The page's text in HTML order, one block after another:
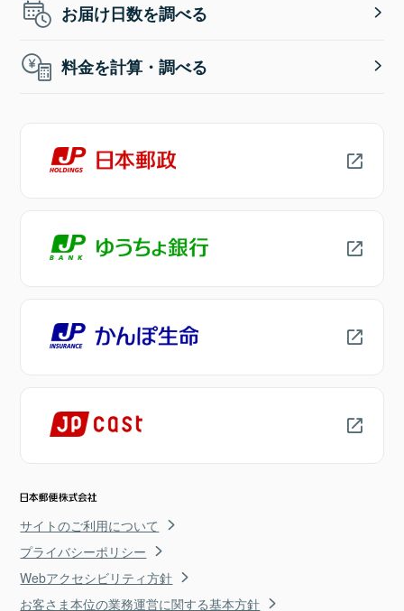
お届け日数を調べる
料金を計算・調べる
サイトのご利用について
プライバシーポリシー
Webアクセシビリティ方針
お客さま本位の業務運営に関する基本方針